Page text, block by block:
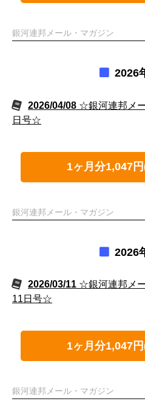
銀河連邦メール・マガジン
2026
2026/04/08 ☆銀河連邦メ
日号☆
1ヶ月分1,047
銀河連邦メール・マガジン
2026
2026/03/11 ☆銀河連邦メ
11日号☆
1ヶ月分1,047
銀河連邦メール・マガジン